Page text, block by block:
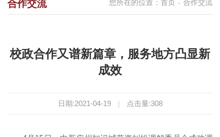
您所在的位置： 首页 - 合作交流
合作交流
校政合作又谱新篇章，服务地方凸显新
成效
日期:2021-04-19 | 点击量:308